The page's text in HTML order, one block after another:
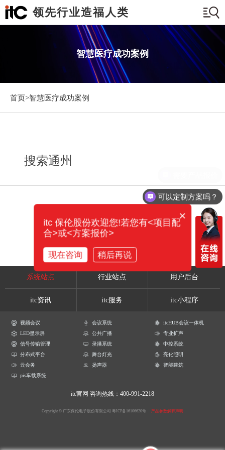
领先行业造福人类
智慧医疗成功案例
首页>智慧医疗成功案例
搜索通州
系统站点 行业站点 用户后台
itc资讯 itc服务 itc小程序
视频会议 会议系统
itcHUB会议一体机
LED显示屏
公共广播
专业扩声
信号传输管理
录播系统
中控系统
分布式平台
舞台灯光
亮化照明
云会务
扬声器
智能建筑
pis车载系统
itc官网 咨询热线：400-991-2218
Copyright © 广东保伦电子股份有限公司 粤ICP备16106620号 产品参数解释声明
可以定制方案吗？
×
itc 保伦股份欢迎您!若您有<项目配
合>或<方案报价>
现在咨询 稍后再说